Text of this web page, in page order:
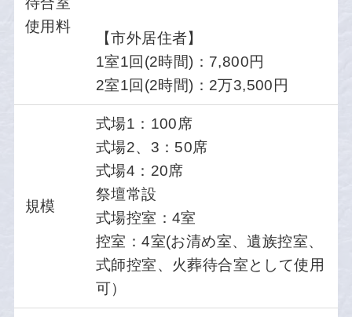
使用料
【市外居住者】
1室1回(2時間)：7,800円
2室1回(2時間)：2万3,500円
規模
式場1：100席
式場2、3：50席
式場4：20席
祭壇常設
式場控室：4室
控室：4室(お清め室、遺族控室、
式師控室、火葬待合室として使用
可）